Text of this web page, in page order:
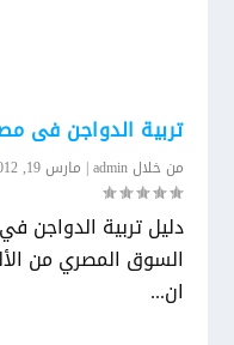
تربية الدواجن فى
من خلالadmin
| مارس 19, 2012
السوق المصري من
ان...